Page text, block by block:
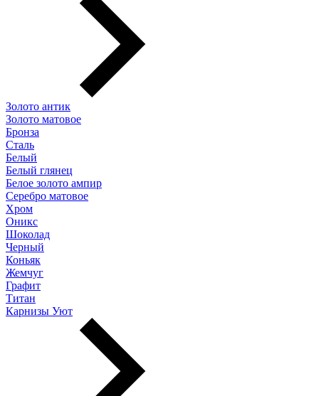
Золото антик
Золото матовое
Бронза
Сталь
Белый
Белый глянец
Белое золото ампир
Серебро матовое
Хром
Оникс
Шоколад
Черный
Коньяк
Жемчуг
Графит
Титан
Карнизы Уют